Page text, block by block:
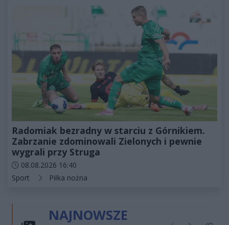
Radomiak bezradny w starciu z Górnikiem.
Zabrzanie zdominowali Zielonych i pewnie
wygrali przy Struga
Data dodania artykułu:
08.08.2026 16:40
Kategorie artykułu:
Sport Piłka nożna
NAJNOWSZE